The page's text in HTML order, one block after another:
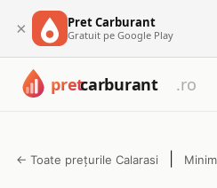
× Pret Carburant
Gratuit pe Google Play
← Toate prețurile Calarasi